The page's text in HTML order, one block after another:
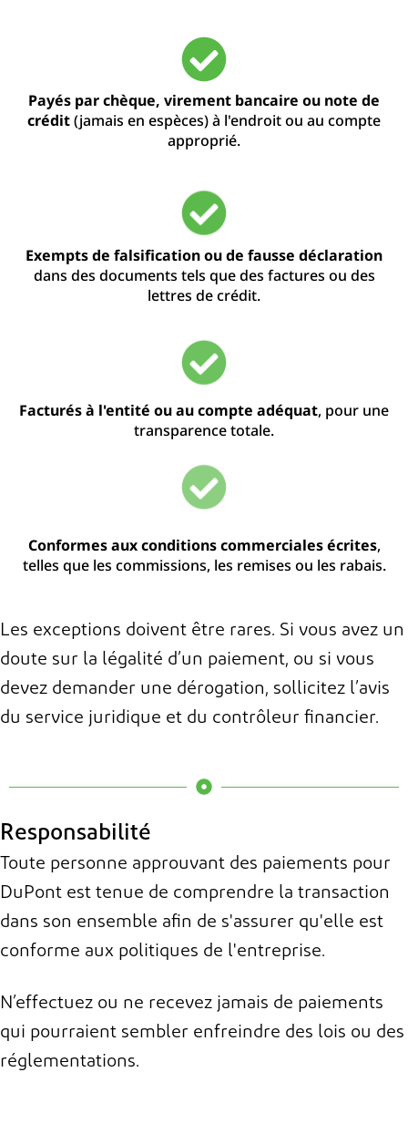
Payés par chèque, virement bancaire ou note de
crédit(jamais en espèces) à l'endroit ou au compte
approprié.
Exempts de falsification ou de fausse déclaration
dans des documents tels que des factures ou des
lettres de crédit.
Facturés à l'entité ou au compte adéquat, pour une
transparence totale.
Conformes aux conditions commerciales écrites,
telles que les commissions, les remises ou les rabais.
Les exceptions doivent être rares. Si vous avez un
doute sur la légalité d’un paiement, ou si vous
devez demander une dérogation, sollicitez l’avis
du service juridique et du contrôleur financier.
Responsabilité
Toute personne approuvant des paiements pour
DuPont est tenue de comprendre la transaction
dans son ensemble afin de s'assurer qu'elle est
conforme aux politiques de l'entreprise.
N’effectuez ou ne recevez jamais de paiements
qui pourraient sembler enfreindre des lois ou des
réglementations.